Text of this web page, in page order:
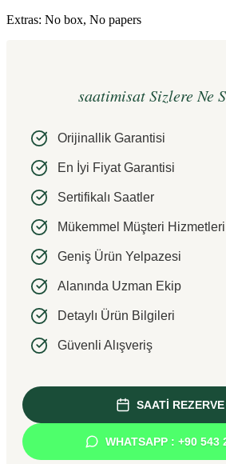
Extras: No box, No papers
saatimisat Sizlere Ne
Orijinallik Garantisi
En İyi Fiyat Garantisi
Sertifikalı Saatler
Mükemmel Müşteri Hizmetleri
Geniş Ürün Yelpazesi
Alanında Uzman Ekip
Detaylı Ürün Bilgileri
Güvenli Alışveriş
SAATİ
WHATSAPP : +90 543